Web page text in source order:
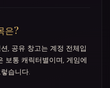
은?
, 공유 창고는 계정 전체입
보통 캐릭터별이며, 게임에
습니다.